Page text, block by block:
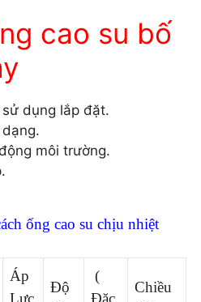
cao su bố
dụng lắp đặt.
môi trường.
ống cao su chịu nhiệt
Áp
Lực
Độ
(
Đặc
Chiều